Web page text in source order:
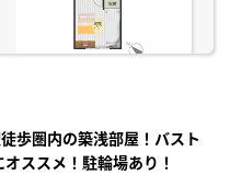
歩圏内の築浅部屋！バスト
ススメ！駐輪場あり！